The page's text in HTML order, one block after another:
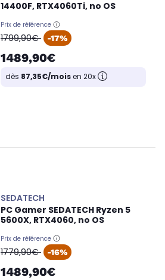
14400F, RTX4060Ti, no OS
Prix de référence
oldPrice
1799,90€ -17%
1489,90€
dès 87,35€/moisen 20x
SEDATECH
PC Gamer SEDATECH Ryzen 5
5600X, RTX4060, no OS
Prix de référence
oldPrice
1779,90€ -16%
1489,90€